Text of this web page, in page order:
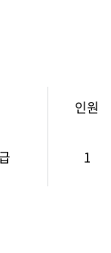
인원
1